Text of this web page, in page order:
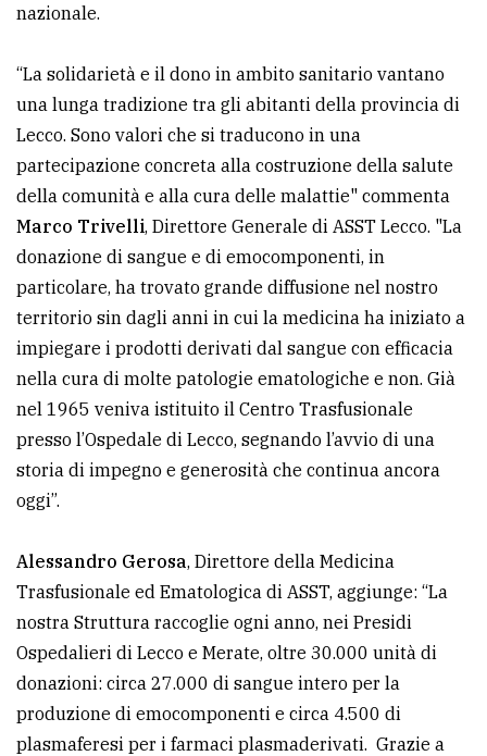
Privacy
Cookie
policy
nazionale.
“La solidarietà e il dono in ambito sanitario vantano
una lunga tradizione tra gli abitanti della provincia di
Lecco. Sono valori che si traducono in una
partecipazione concreta alla costruzione della salute
della comunità e alla cura delle malattie" commenta
Marco Trivelli, Direttore Generale di ASST Lecco. "La
donazione di sangue e di emocomponenti, in
particolare, ha trovato grande diffusione nel nostro
territorio sin dagli anni in cui la medicina ha iniziato a
impiegare i prodotti derivati dal sangue con efficacia
nella cura di molte patologie ematologiche e non. Già
nel 1965 veniva istituito il Centro Trasfusionale
presso l’Ospedale di Lecco, segnando l’avvio di una
storia di impegno e generosità che continua ancora
oggi”.
Alessandro Gerosa, Direttore della Medicina
Trasfusionale ed Ematologica di ASST, aggiunge: “La
nostra Struttura raccoglie ogni anno, nei Presidi
Ospedalieri di Lecco e Merate, oltre 30.000 unità di
donazioni: circa 27.000 di sangue intero per la
produzione di emocomponenti e circa 4.500 di
plasmaferesi per i farmaci plasmaderivati. Grazie a